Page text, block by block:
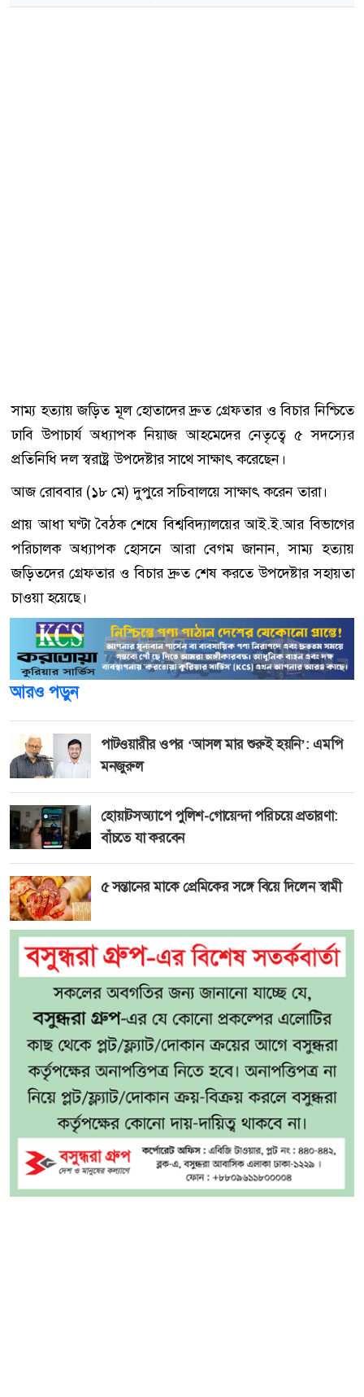
সাম্য হত্যায় জড়িত মূল হোতাদের দ্রুত গ্রেফতার ও বিচার নিশ্চিতে
ঢাবি উপাচার্য অধ্যাপক নিয়াজ আহমেদের নেতৃত্বে ৫ সদস্যের
প্রতিনিধি দল স্বরাষ্ট্র উপদেষ্টার সাথে সাক্ষাৎ করেছেন।
আজ রোববার (১৮ মে) দুপুরে সচিবালয়ে সাক্ষাৎ করেন তারা।
প্রায় আধা ঘণ্টা বৈঠক শেষে বিশ্ববিদ্যালয়ের আই.ই.আর বিভাগের
পরিচালক অধ্যাপক হোসনে আরা বেগম জানান, সাম্য হত্যায়
জড়িতদের গ্রেফতার ও বিচার দ্রুত শেষ করতে উপদেষ্টার সহায়তা
চাওয়া হয়েছে।
আরও পড়ুন
পাটওয়ারীর ওপর ‘আসল মার শুরুই হয়নি’: এমপি
মনজুরুল
হোয়াটসঅ্যাপে পুলিশ-গোয়েন্দা পরিচয়ে প্রতারণা:
বাঁচতে যা করবেন
৫ সন্তানের মাকে প্রেমিকের সঙ্গে বিয়ে দিলেন স্বামী